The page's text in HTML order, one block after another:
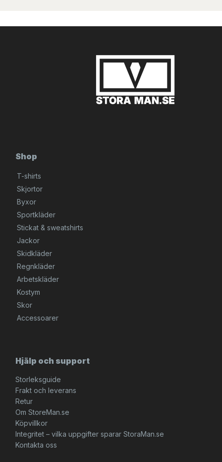
Shop
T-shirts
Skjortor
Byxor
Sportkläder
Stickat & sweatshirts
Jackor
Skidkläder
Regnkläder
Arbetskläder
Kostym
Skor
Accessoarer
Hjälp och support
Storleksguide
Frakt och leverans
Retur
Om StoreMan.se
Köpvillkor
Integritet – vilka uppgifter sparar StoraMan.se
Kontakta oss